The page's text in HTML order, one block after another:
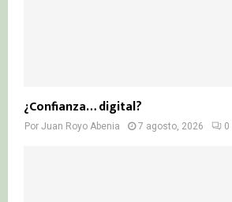
¿Confianza… digital?
Por Juan Royo Abenia 7 agosto, 2026 0